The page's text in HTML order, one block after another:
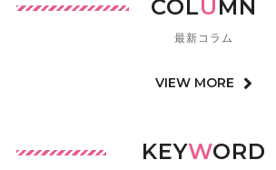
COLUMN
最新コラム
VIEW MORE
KEYWORD